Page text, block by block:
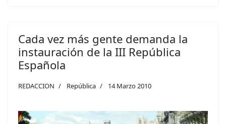
Cada vez más gente demanda la
instauración de la III República
Española
REDACCION República 14 Marzo 2010